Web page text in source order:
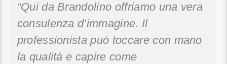
“Qui da Brandolino offriamo una vera
consulenza d’immagine. Il
professionista può toccare con mano
la qualità e capire come